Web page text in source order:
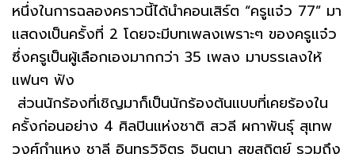
หนึ่งในการฉลองคราวนี้ได้นำคอนเสิร์ต “ครูแจ๋ว 77” มา
แสดงเป็นครั้งที่ 2 โดยจะมีบทเพลงเพราะๆ ของครูแจ๋ว
ซึ่งครูเป็นผู้เลือกเองมากกว่า 35 เพลง มาบรรเลงให้
แฟนๆ ฟัง
ส่วนนักร้องที่เชิญมาก็เป็นนักร้องต้นแบบที่เคยร้องใน
ครั้งก่อนอย่าง 4 ศิลปินแห่งชาติ สวลี ผกาพันธุ์ สุเทพ
วงศ์กำแหง ชาลี อินทรวิจิตร จินตนา สุขสถิตย์ รวมถึง